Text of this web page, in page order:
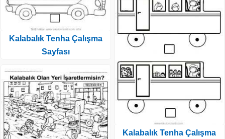
Kalabalık Tenha Çalışma
Sayfası
Kalabalık Tenha Çalışma